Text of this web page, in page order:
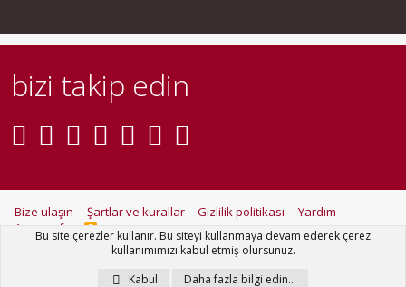
bizi takip edin
Bize ulaşın Şartlar ve kurallar Gizlilik politikası
Yardım
Ana sayfa
R
S
Metro Theme for XenForo by
PixelGoose Studio
Bu site çerezler kullanır. Bu siteyi kullanmaya devam ederek çerez
kullanımımızı kabul etmiş olursunuz.
Kabul
Daha fazla bilgi edin…